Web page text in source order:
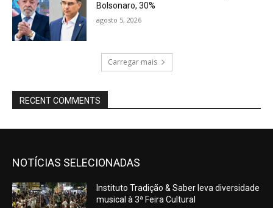
Bolsonaro, 30%
agosto 5, 2026
Carregar mais
RECENT COMMENTS
NOTÍCIAS SELECIONADAS
Instituto Tradição & Saber leva diversidade
musical à 3ª Feira Cultural